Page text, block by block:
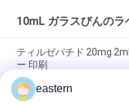
10mL ガラスびんのラ
ティルゼパチド 20mg
ー 印刷
GHRP6 5MG 2 mL ボトル
eastern